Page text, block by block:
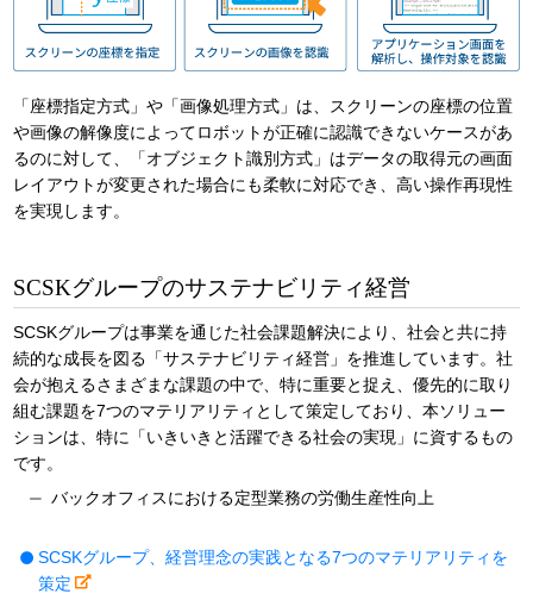
「座標指定方式」や「画像処理方式」は、スクリーンの座標の位置
や画像の解像度によってロボットが正確に認識できないケースがあ
るのに対して、「オブジェクト識別方式」はデータの取得元の画面
レイアウトが変更された場合にも柔軟に対応でき、高い操作再現性
を実現します。
SCSKグループのサステナビリティ経営
SCSKグループは事業を通じた社会課題解決により、社会と共に持
続的な成長を図る「サステナビリティ経営」を推進しています。社
会が抱えるさまざまな課題の中で、特に重要と捉え、優先的に取り
組む課題を7つのマテリアリティとして策定しており、本ソリュー
ションは、特に「いきいきと活躍できる社会の実現」に資するもの
です。
バックオフィスにおける定型業務の労働生産性向上
SCSKグループ、経営理念の実践となる7つのマテリアリティを
策定